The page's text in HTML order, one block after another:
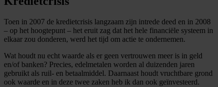
Toen in 2007 de kredietcrisis langzaam zijn intrede deed en in 2008
– op het hoogtepunt – het eruit zag dat het hele financiële systeem in
elkaar zou donderen, werd het tijd om actie te ondernemen.
Wat houdt nu echt waarde als er geen vertrouwen meer is in geld
en/of banken? Precies, edelmetalen worden al duizenden jaren
gebruikt als ruil- en betaalmiddel. Daarnaast houdt vruchtbare grond
ook waarde en in deze twee zaken heb ik dan ook geïnvesteerd.